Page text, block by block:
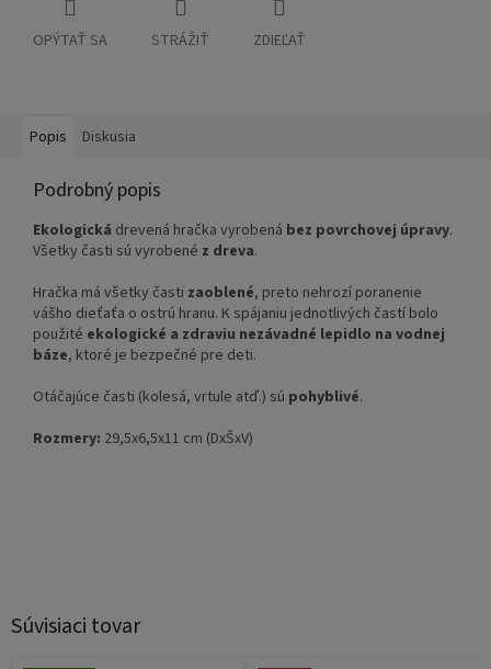
OPÝTAŤ SA STRÁŽIŤ ZDIEĽAŤ
Súvisiaci tovar
Popis Diskusia
Podrobný popis
Ekologická drevená hračka vyrobená bez povrchovej úpravy.
Všetky časti sú vyrobené z dreva.
Hračka má všetky časti zaoblené, preto nehrozí poranenie
vášho dieťaťa o ostrú hranu. K spájaniu jednotlivých častí bolo
použité ekologické a zdraviu nezávadné lepidlo na vodnej
báze, ktoré je bezpečné pre deti.
Otáčajúce časti (kolesá, vrtule atď.) sú pohyblivé.
Rozmery: 29,5x6,5x11 cm (DxŠxV)